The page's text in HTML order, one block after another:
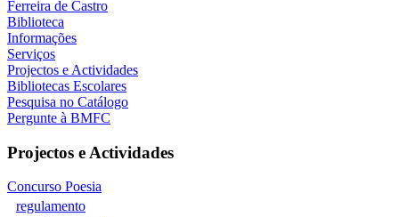
Ferreira de Castro
Biblioteca
Informações
Serviços
Projectos e Actividades
Bibliotecas Escolares
Pesquisa no Catálogo
Pergunte à BMFC
Projectos e Actividades
Concurso Poesia
regulamento